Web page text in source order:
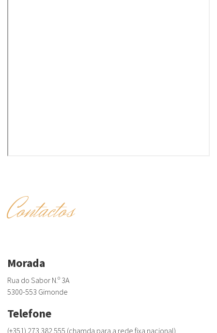
Contactos
Morada
Rua do Sabor N.º 3A
5300-553 Gimonde
Telefone
(+351) 273 382 555 (chamda para a rede fixa nacional)